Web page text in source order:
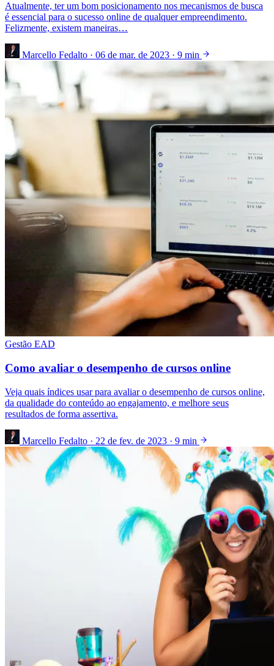
Atualmente, ter um bom posicionamento nos mecanismos de busca
é essencial para o sucesso online de qualquer empreendimento.
Felizmente, existem maneiras…
Marcello Fedalto · 06 de mar. de 2023 · 9 min
Gestão EAD
Como avaliar o desempenho de cursos online
Veja quais índices usar para avaliar o desempenho de cursos online,
da qualidade do conteúdo ao engajamento, e melhore seus
resultados de forma assertiva.
Marcello Fedalto · 22 de fev. de 2023 · 9 min